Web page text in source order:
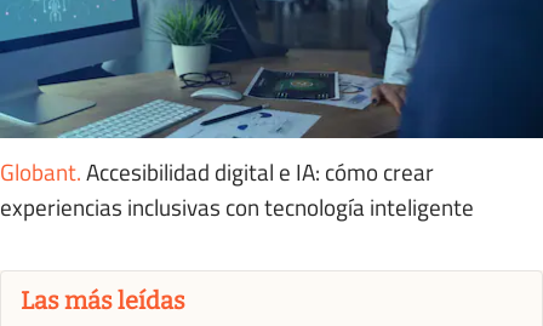
Globant.Accesibilidad digital e IA: cómo crear
experiencias inclusivas con tecnología inteligente
Las más leídas